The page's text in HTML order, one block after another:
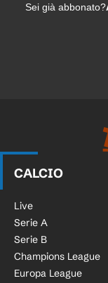
Sei già abbonato?
CALCIO
Live
Serie A
Serie B
Champions League
Europa League